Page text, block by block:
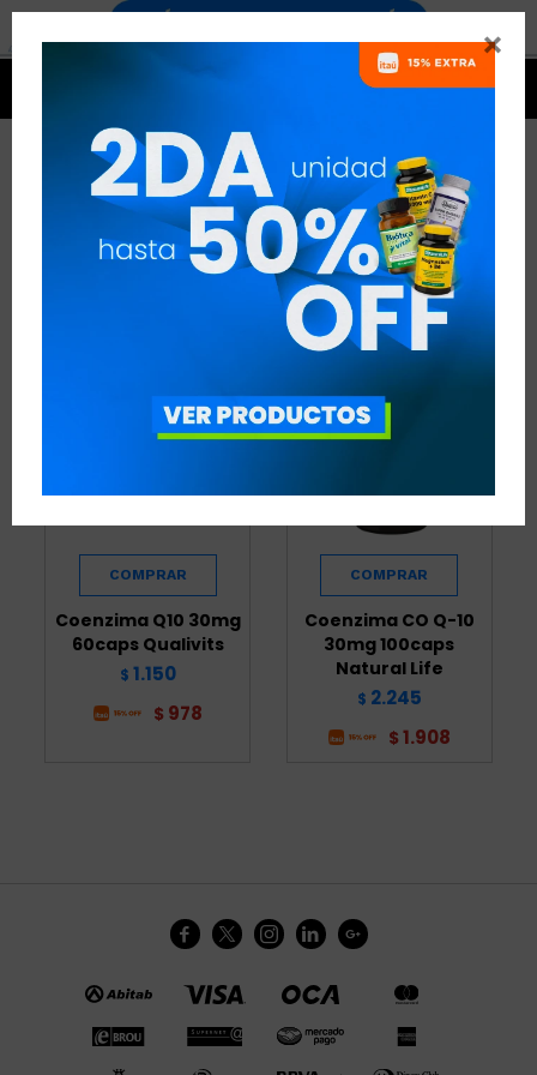

CO Q10 / UBIQUINOL
CO Q10 / UBIQUINOL QUITAR FILTROS
RECOMENDADOS
Coenzima Q10 30mg
60caps Qualivits
$ 1.150
$ 978
Coenzima CO Q-10
30mg 100caps
Natural Life
$ 2.245
$ 1.908
    